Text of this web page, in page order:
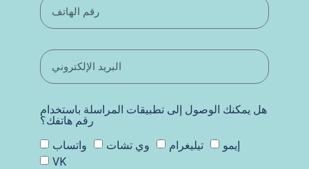
هل يمكنك الوصول إلى تطبيقات المراسلة باستخدام
رقم هاتفك؟
واتساب
وي تشات تيليغرام
إيمو
VK